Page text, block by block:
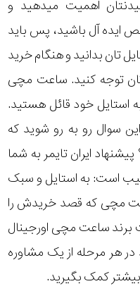
اهمیت میدهید و
ایده آل باشید، پس باید
تان بدانید و هنگام خرید
توجه کنید. ساعت مچی
استایل خود قائل هستید.
سوال رو به رو شوید که
ایران تایمر به شما
است: به استایل و سبک
مچی که قصد خریدش را
برند ساعت مچی اورجینال
در هر مرحله از یک مشاوره
کمک بگیرید.